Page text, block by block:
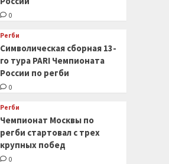
0
Регби
Символическая сборная 13-
го тура PARI Чемпионата
России по регби
0
Регби
Чемпионат Москвы по
регби стартовал с трех
крупных побед
0